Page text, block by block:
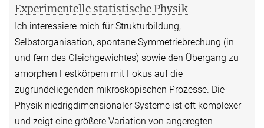
Experimentelle statistische Physik
Ich interessiere mich für Strukturbildung,
Selbstorganisation, spontane Symmetriebrechung (in
und fern des Gleichgewichtes) sowie den Übergang zu
amorphen Festkörpern mit Fokus auf die
zugrundeliegenden mikroskopischen Prozesse. Die
Physik niedrigdimensionaler Systeme ist oft komplexer
und zeigt eine größere Variation von angeregten